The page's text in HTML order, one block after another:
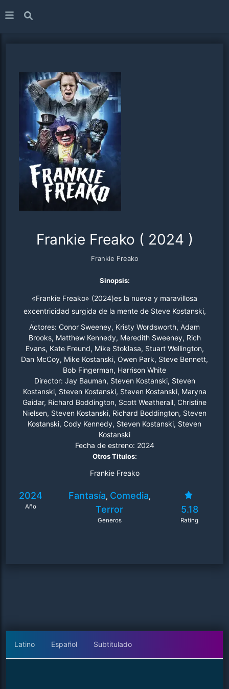
Frankie Freako ( 2024 )
Frankie Freako
Sinopsis:
«Frankie Freako» (2024)es la nueva y maravillosa
excentricidad surgida de la mente de Steve Kostanski,
director de la aclamada «Psycho Goreman» (2020).
Conor Sweeney, un yuppie adicto al trabajo encuentra
una posible salida a su vida aburrida cuando descubre
una party-line dirigida por Frankie Freako, un goblin
bailarín. Fascinado por las promesas de aventuras
salvajes, Conor llama al número de teléfono y, sin querer,
desata el caos liberando a Frankie y a sus amigos, unas
caóticas criaturas de otra dimensión. Ahora debe
detenerlos y limpiar el desastre que dejan a su paso,
antes de que su esposa regrese, todo ello mientras
emprende un inesperado camino hacia el
Actores: Conor Sweeney, Kristy Wordsworth, Adam
Brooks, Matthew Kennedy, Meredith Sweeney, Rich
Evans, Kate Freund, Mike Stoklasa, Stuart Wellington,
Dan McCoy, Mike Kostanski, Owen Park, Steve Bennett,
Bob Fingerman, Harrison White
Director: Jay Bauman, Steven Kostanski, Steven
Kostanski, Steven Kostanski, Steven Kostanski, Maryna
Gaidar, Richard Boddington, Scott Weatherall, Christine
Nielsen, Steven Kostanski, Richard Boddington, Steven
Kostanski, Cody Kennedy, Steven Kostanski, Steven
Kostanski
Fecha de estreno: 2024
Otros Titulos:
Frankie Freako
2024
Año
Fantasía, Comedia,
Terror
Generos
5.18
Rating
Latino Español Subtitulado